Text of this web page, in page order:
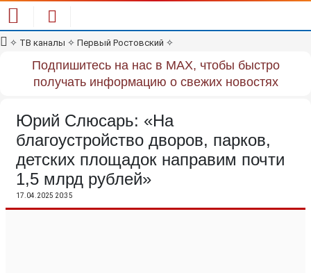
✧ ТВ каналы ✧ Первый Ростовский ✧
Подпишитесь на нас в MAX, чтобы быстро
получать информацию о свежих новостях
Юрий Слюсарь: «На
благоустройство дворов, парков,
детских площадок направим почти
1,5 млрд рублей»
17.04.2025 20:35